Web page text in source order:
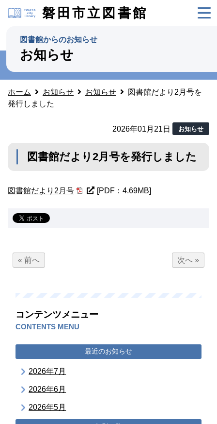
磐田市立図書館
図書館からのお知らせ
お知らせ
ホーム お知らせ お知らせ
図書館だより2月号を
発行しました
2026年01月21日 お知らせ
図書館だより2月号を発行しました
図書館だより2月号 [PDF：4.69MB]
« 前へ 次へ »
コンテンツメニュー
CONTENTS MENU
最近のお知らせ
2026年7月
2026年6月
2026年5月